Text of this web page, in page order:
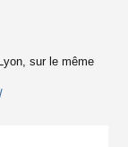
sur le même